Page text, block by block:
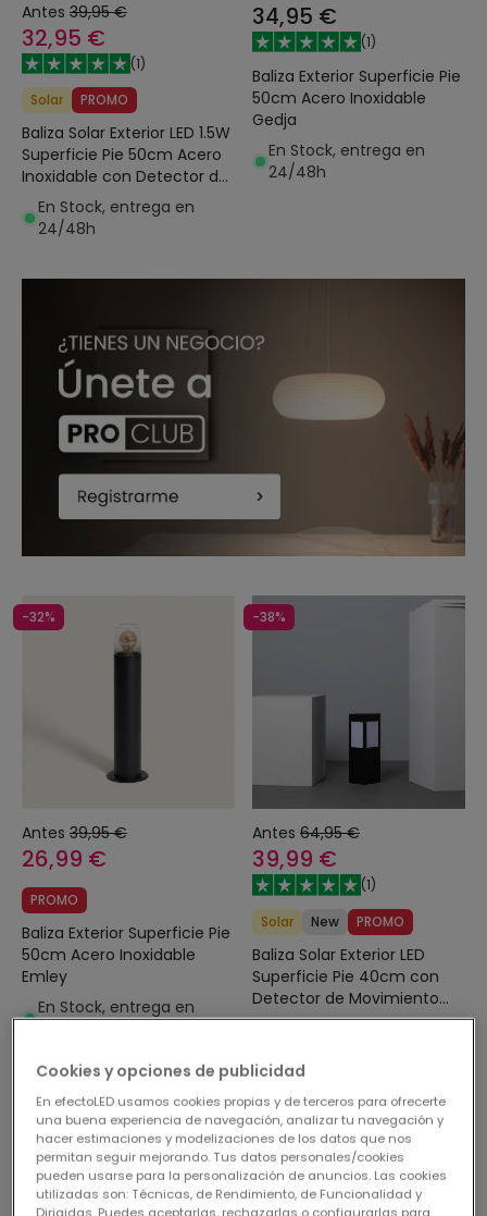
Antes 39,95 €
32,95 €
(1)
Solar
PROMO
Baliza Solar Exterior LED 1.5W
Superficie Pie 50cm Acero
Inoxidable con Detector de
Movimiento Inti
En Stock, entrega en
24/48h
34,95 €
(1)
Baliza Exterior Superficie Pie
50cm Acero Inoxidable
Gedja
En Stock, entrega en
24/48h
-32%
Antes 39,95 €
26,99 €
PROMO
Baliza Exterior Superficie Pie
50cm Acero Inoxidable
Emley
En Stock, entrega en
-38%
Antes 64,95 €
39,99 €
(1)
Solar
New PROMO
Baliza Solar Exterior LED
Superficie Pie 40cm con
Detector de Movimiento
Kenya
-32% -21%
Cookies y opciones de publicidad
En efectoLED usamos cookies propias y de terceros para ofrecerte
una buena experiencia de navegación, analizar tu navegación y
hacer estimaciones y modelizaciones de los datos que nos
permitan seguir mejorando. Tus datos personales/cookies
pueden usarse para la personalización de anuncios. Las cookies
utilizadas son: Técnicas, de Rendimiento, de Funcionalidad y